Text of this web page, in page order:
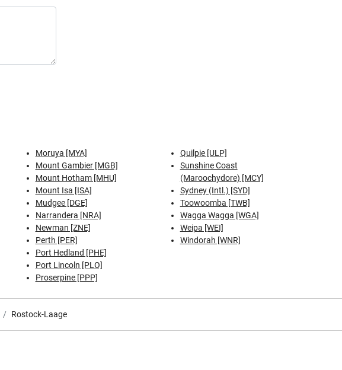
Moruya [MYA]
Mount Gambier [MGB]
Mount Hotham [MHU]
Mount Isa [ISA]
Mudgee [DGE]
Narrandera [NRA]
Newman [ZNE]
Perth [PER]
Port Hedland [PHE]
Port Lincoln [PLO]
Proserpine [PPP]
Quilpie [ULP]
Sunshine Coast
(Maroochydore) [MCY]
Sydney (Intl.) [SYD]
Toowoomba [TWB]
Wagga Wagga [WGA]
Weipa [WEI]
Windorah [WNR]
Rostock-Laage